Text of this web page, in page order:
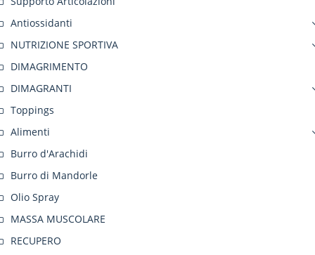
Antiossidanti
NUTRIZIONE SPORTIVA
DIMAGRIMENTO
DIMAGRANTI
Toppings
Alimenti
Burro d'Arachidi
Burro di Mandorle
Olio Spray
MASSA MUSCOLARE
RECUPERO